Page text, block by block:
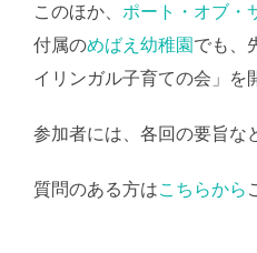
このほか、 ポート・オブ・
付属のめばえ幼稚園 でも、
イリンガル子育ての会」を
参加者には、各回の要旨な
質問のある方はこちらから